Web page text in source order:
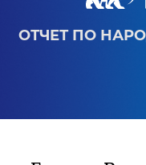
ОТЧЕТ ПО